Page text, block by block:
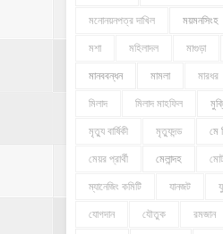
মনোনয়নপত্র দাখিল ময়মনসিংহ
মশা মহিলাদল মাগুড়া
মানববন্ধন মামলা মারধর
মিলাদ মিলাদ মাহফিল
মৃত্যু বার্ষিকী মৃত্যুদন্ড মে
মেয়র প্রার্থী মেলান্দহ
ম্যানেজিং কমিটি যানজট
যোগদান যৌতুক রমজান